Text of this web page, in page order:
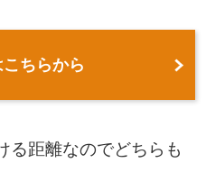
ちらから
る距離なのでどちらも